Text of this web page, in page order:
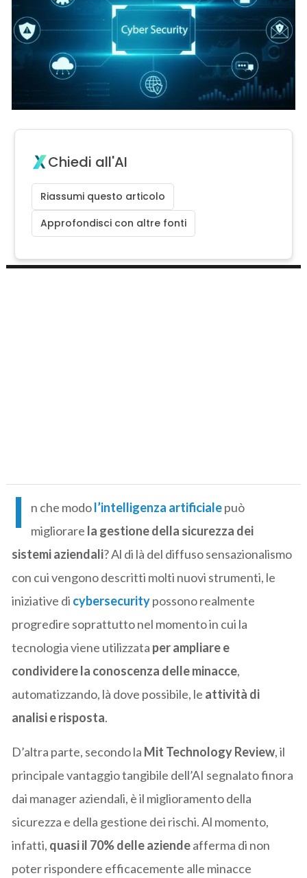
Chiedi all'AI
Riassumi questo articolo
Approfondisci con altre fonti
I n che modol’intelligenza artificialepuò
migliorare la gestione della sicurezza dei
sistemi aziendali? Al di là del diffuso sensazionalismo
con cui vengono descritti molti nuovi strumenti, le
iniziative di cybersecuritypossono realmente
progredire soprattutto nel momento in cui la
tecnologia viene utilizzata per ampliare e
condividere la conoscenza delle minacce,
automatizzando, là dove possibile, le attività di
analisi e risposta.
D’altra parte, secondo la Mit Technology Review, il
principale vantaggio tangibile dell’AI segnalato finora
dai manager aziendali, è il miglioramento della
sicurezza e della gestione dei rischi. Al momento,
infatti, quasi il 70% delle aziendeafferma di non
poter rispondere efficacemente alle minacce